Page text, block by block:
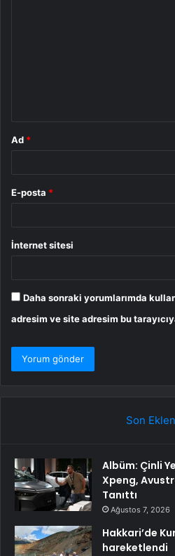
Ad *
E-posta *
İnternet sitesi
Daha sonraki yorumlarımda
adresim ve site adresim bu
Son
Albüm: Çinli
Xpeng,
Tanıttı
Ağustos 7, 2026
Hakkari’de
hareketlendi